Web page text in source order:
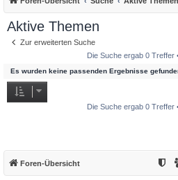
Aktive Themen
Zur erweiterten Suche
Die Suche ergab 0 Treffer
Es wurden keine passenden Ergebnisse
Die Suche ergab 0 Treffer
Foren-Übersicht